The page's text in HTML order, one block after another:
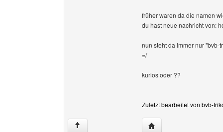
früher waren da die namen
du hast neue nachricht von:
nun steht da immer nur "bvb-
=/
kurios oder ??
Zuletzt bearbeitet von bvb-
↑ Website dieses